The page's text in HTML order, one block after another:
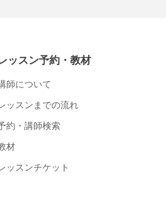
ッスン予約・教材
師について
ッスンまでの流れ
約・講師検索
材
ッスンチケット